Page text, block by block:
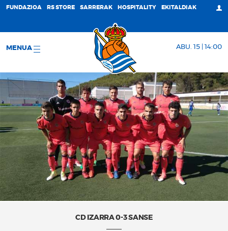
FUNDAZIOA RS STORE SARRERAK HOSPITALITY EKITALDIAK
MENUA ABU. 15 | 14:00
CD IZARRA 0-3 SANSE